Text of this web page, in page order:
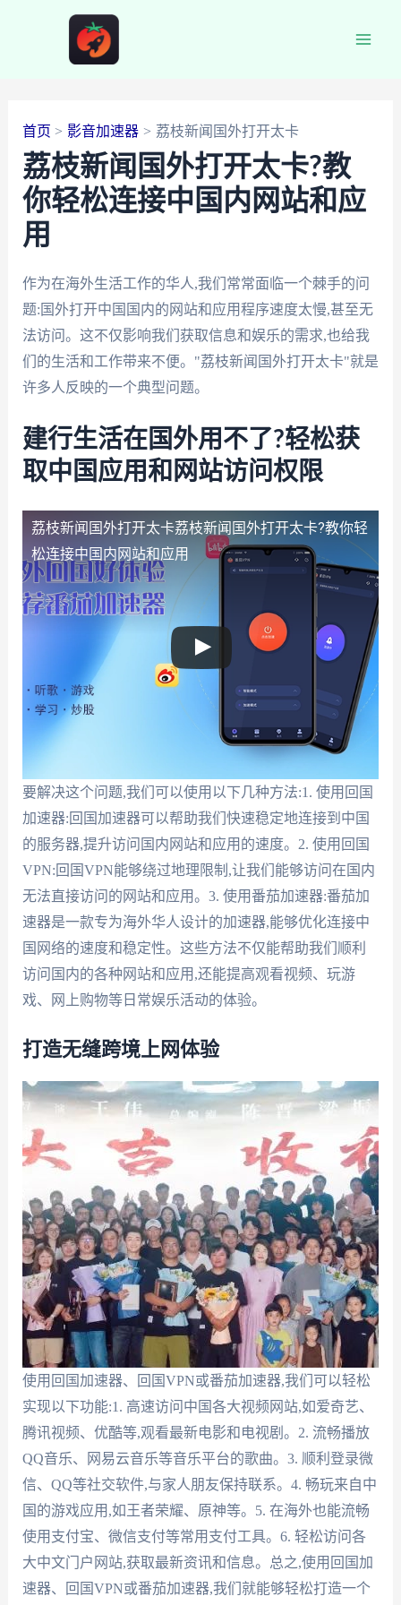
首页 影音加速器 荔枝新闻国外打开太卡
荔枝新闻国外打开太卡?教
你轻松连接中国内网站和应
用
作为在海外生活工作的华人,我们常常面临一个棘手的问
题:国外打开中国国内的网站和应用程序速度太慢,甚至无
法访问。这不仅影响我们获取信息和娱乐的需求,也给我
们的生活和工作带来不便。"荔枝新闻国外打开太卡"就是
许多人反映的一个典型问题。
建行生活在国外用不了?轻松获
取中国应用和网站访问权限
荔枝新闻国外打开太卡荔枝新闻国外打开太卡?教你轻
松连接中国内网站和应用
要解决这个问题,我们可以使用以下几种方法:1. 使用回国
加速器:回国加速器可以帮助我们快速稳定地连接到中国
的服务器,提升访问国内网站和应用的速度。2. 使用回国
VPN:回国VPN能够绕过地理限制,让我们能够访问在国内
无法直接访问的网站和应用。3. 使用番茄加速器:番茄加
速器是一款专为海外华人设计的加速器,能够优化连接中
国网络的速度和稳定性。这些方法不仅能帮助我们顺利
访问国内的各种网站和应用,还能提高观看视频、玩游
戏、网上购物等日常娱乐活动的体验。
打造无缝跨境上网体验
使用回国加速器、回国VPN或番茄加速器,我们可以轻松
实现以下功能:1. 高速访问中国各大视频网站,如爱奇艺、
腾讯视频、优酷等,观看最新电影和电视剧。2. 流畅播放
QQ音乐、网易云音乐等音乐平台的歌曲。3. 顺利登录微
信、QQ等社交软件,与家人朋友保持联系。4. 畅玩来自中
国的游戏应用,如王者荣耀、原神等。5. 在海外也能流畅
使用支付宝、微信支付等常用支付工具。6. 轻松访问各
大中文门户网站,获取最新资讯和信息。总之,使用回国加
速器、回国VPN或番茄加速器,我们就能够轻松打造一个